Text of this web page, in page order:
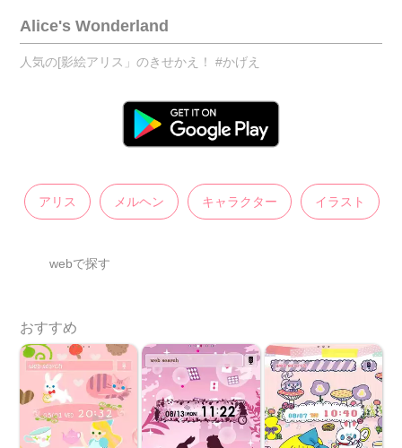
Alice's Wonderland
人気の[影絵アリス」のきせかえ！ #かげえ
アリス メルヘン キャラクター イラスト
webで探す
おすすめ